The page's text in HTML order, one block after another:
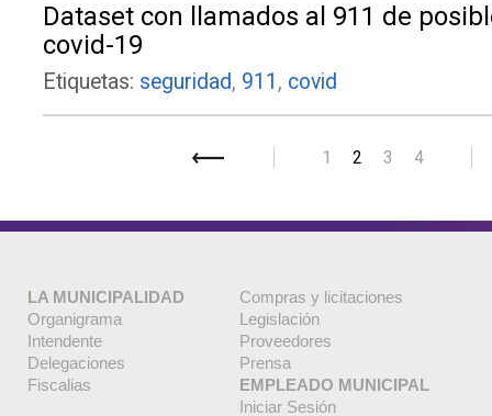
Dataset con llamados al 911 de
covid-19
Etiquetas: seguridad, 911 , covid
1 2 3 4